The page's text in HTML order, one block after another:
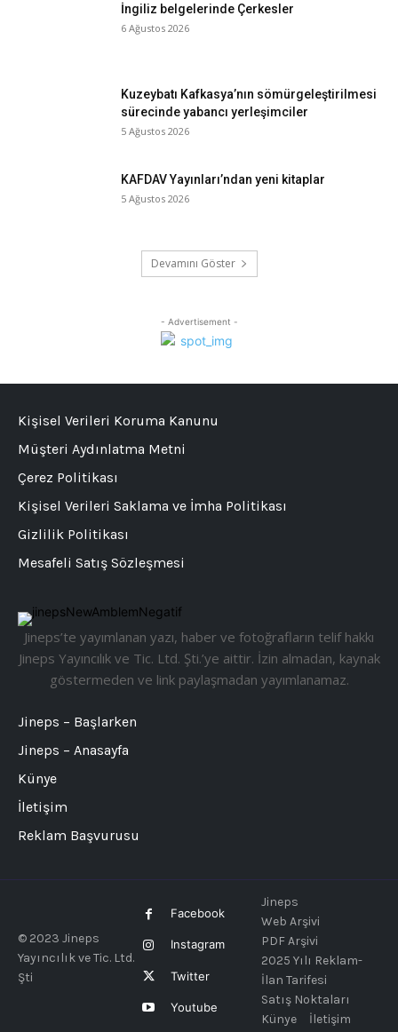
İngiliz belgelerinde Çerkesler
6 Ağustos 2026
Kuzeybatı Kafkasya’nın sömürgeleştirilmesi
sürecinde yabancı yerleşimciler
5 Ağustos 2026
KAFDAV Yayınları’ndan yeni kitaplar
5 Ağustos 2026
Devamını Göster
- Advertisement -
Jineps’te yayımlanan yazı, haber ve fotoğrafların telif hakkı
Jineps Yayıncılık ve Tic. Ltd. Şti.’ye aittir. İzin almadan, kaynak
göstermeden ve link paylaşmadan yayımlanamaz.
Jineps – Başlarken
Jineps – Anasayfa
Künye
İletişim
Reklam Başvurusu
Kişisel Verileri Koruma Kanunu
Müşteri Aydınlatma Metni
Çerez Politikası
Kişisel Verileri Saklama ve İmha Politikası
Gizlilik Politikası
Mesafeli Satış Sözleşmesi
© 2023 Jineps
Yayıncılık ve Tic. Ltd.
Şti
Facebook
Instagram
Twitter
Youtube
Jineps
Web Arşivi
PDF Arşivi
2025 Yılı Reklam-
İlan Tarifesi
Satış Noktaları
Künye
İletişim